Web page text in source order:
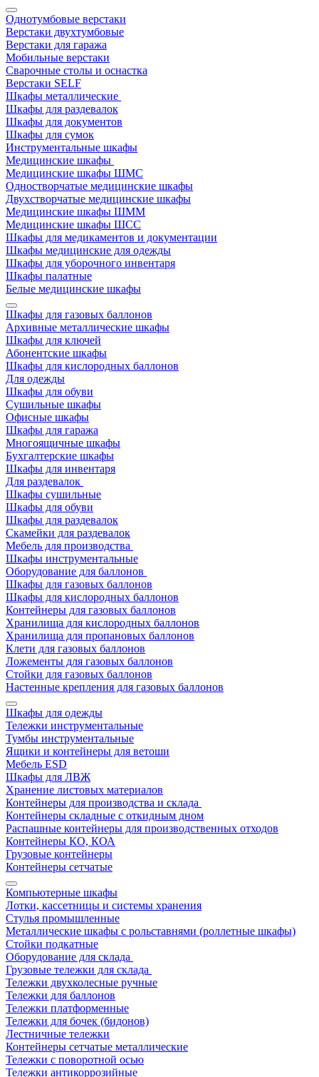
Однотумбовые верстаки
Верстаки двухтумбовые
Верстаки для гаража
Мобильные верстаки
Сварочные столы и оснастка
Верстаки SELF
Шкафы металлические
Шкафы для раздевалок
Шкафы для документов
Шкафы для сумок
Инструментальные шкафы
Медицинские шкафы
Медицинские шкафы ШМС
Одностворчатые медицинские шкафы
Двухстворчатые медицинские шкафы
Медицинские шкафы ШММ
Медицинские шкафы ШСС
Шкафы для медикаментов и документации
Шкафы медицинские для одежды
Шкафы для уборочного инвентаря
Шкафы палатные
Белые медицинские шкафы
Шкафы для газовых баллонов
Архивные металлические шкафы
Шкафы для ключей
Абонентские шкафы
Шкафы для кислородных баллонов
Для одежды
Шкафы для обуви
Сушильные шкафы
Офисные шкафы
Шкафы для гаража
Многоящичные шкафы
Бухгалтерские шкафы
Шкафы для инвентаря
Для раздевалок
Шкафы сушильные
Шкафы для обуви
Шкафы для раздевалок
Скамейки для раздевалок
Мебель для производства
Шкафы инструментальные
Оборудование для баллонов
Шкафы для газовых баллонов
Шкафы для кислородных баллонов
Контейнеры для газовых баллонов
Хранилища для кислородных баллонов
Хранилища для пропановых баллонов
Клети для газовых баллонов
Ложементы для газовых баллонов
Стойки для газовых баллонов
Настенные крепления для газовых баллонов
Шкафы для одежды
Тележки инструментальные
Тумбы инструментальные
Ящики и контейнеры для ветоши
Мебель ESD
Шкафы для ЛВЖ
Хранение листовых материалов
Контейнеры для производства и склада
Контейнеры складные с откидным дном
Распашные контейнеры для производственных отходов
Контейнеры КО, КОА
Грузовые контейнеры
Контейнеры сетчатые
Компьютерные шкафы
Лотки, кассетницы и системы хранения
Стулья промышленные
Металлические шкафы с рольставнями (роллетные шкафы)
Стойки подкатные
Оборудование для склада
Грузовые тележки для склада
Тележки двухколесные ручные
Тележки для баллонов
Тележки платформенные
Тележки для бочек (бидонов)
Лестничные тележки
Контейнеры сетчатые металлические
Тележки с поворотной осью
Тележки антикоррозийные